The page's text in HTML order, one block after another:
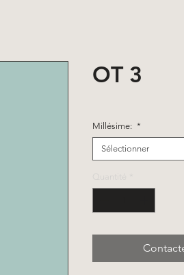
OT 3
Millésime: *
Sélectionner
Quantité